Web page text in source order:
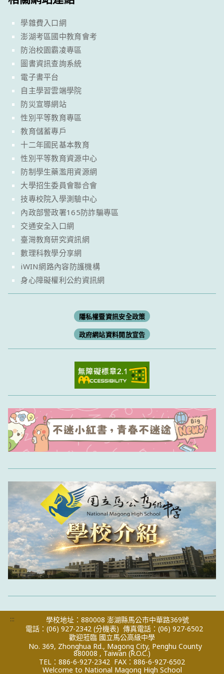
學雜費入口網
澎湖考區國中教育會考
防治校園霸凌專區
圖書資訊查詢系統
電子書平台
自主學習雲端學院
防災宣導網站
性別平等教育專區
教育儲蓄專戶
十二年國民基本教育
性別平等教育資源中心
防制學生藥濫用資源網
大學招生委員會聯合會
技專校院入學測驗中心
內政部警政署165防詐騙專區
交通安全入口網
臺灣教育研究資訊網
數理科教學分享網
iWIN網路內容防護機構
身心障礙權利公約資訊網
隱私權暨資訊安全政策
政府網站資料開放宣告
:::
學校地址：880008 澎湖縣馬公市中華路369號
電話：(06) 927-2342 (分機表) 傳真電話：(06) 927-6502
歡迎蒞臨 國立馬公高級中學
No. 369, Zhonghua Rd., Magong City, Penghu County
880008 , Taiwan (R.O.C.)
TEL：886-6-927-2342 FAX：886-6-927-6502
Welcome to National Magong High School